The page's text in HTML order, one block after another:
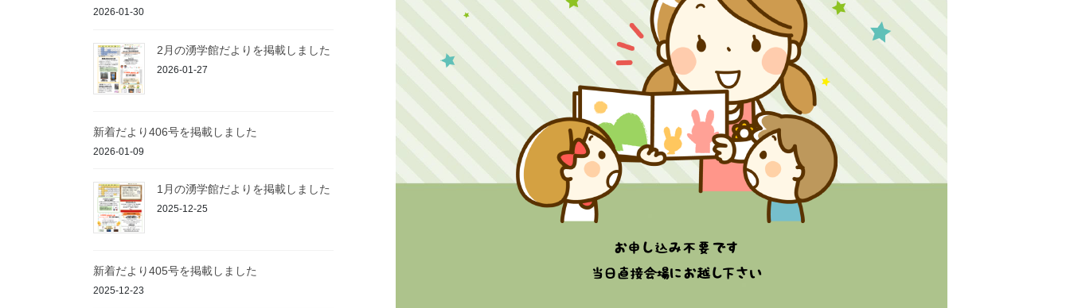
2026-01-30
2月の湧学館だよりを掲載しました
2026-01-27
新着だより406号を掲載しました
2026-01-09
1月の湧学館だよりを掲載しました
2025-12-25
新着だより405号を掲載しました
2025-12-23